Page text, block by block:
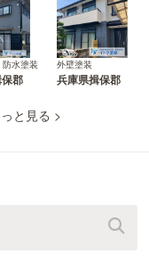
水塗装
郡
外壁塗装
兵庫県揖保郡
と見る >